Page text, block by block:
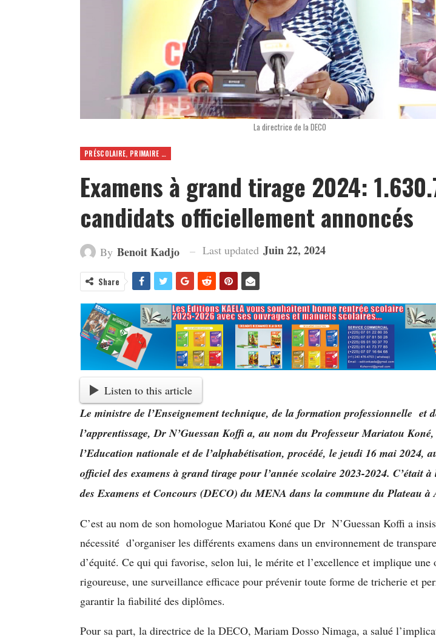
La directrice de la DECO
PRÉSCOLAIRE, PRIMAIRE ET SECONDAIRE
Examens à grand tirage 2024:
candidats officiellement annoncés
By Benoit Kadjo Last updated Juin 22, 2024
Share
Listen to this article
Le ministre de l’Enseignement technique, de la formation professionnelle et
l’apprentissage, Dr N’Guessan Koffi a, au nom du Professeur Mariatou
l’Education nationale et de l’alphabétisation, procédé, le jeudi 16 mai 2024,
officiel des examens à grand tirage pour l’année scolaire 2023-2024. C’était
des Examens et Concours (DECO) du MENA dans la commune du Plateau à
C’est au nom de son homologue Mariatou Koné que Dr N’Guessan Koffi a
nécessité d’organiser les différents examens dans un environnement de
d’équité. Ce qui qui favorise, selon lui, le mérite et l’excellence et implique une
rigoureuse, une surveillance efficace pour prévenir toute forme de tricherie et
garantir la fiabilité des diplômes.
Pour sa part, la directrice de la DECO, Mariam Dosso Nimaga, a salué